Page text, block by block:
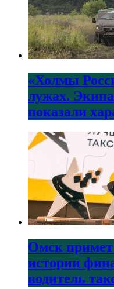
«Холмы
лужах.
показали
Омск
истории
водитель